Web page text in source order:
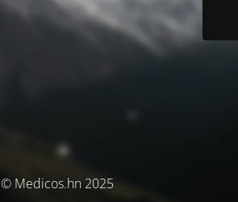
© Medicos.hn 2025